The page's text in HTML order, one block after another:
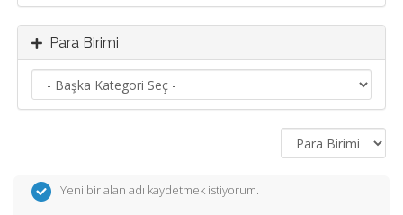
Para Birimi
Yeni bir alan adı kaydetmek istiyorum.